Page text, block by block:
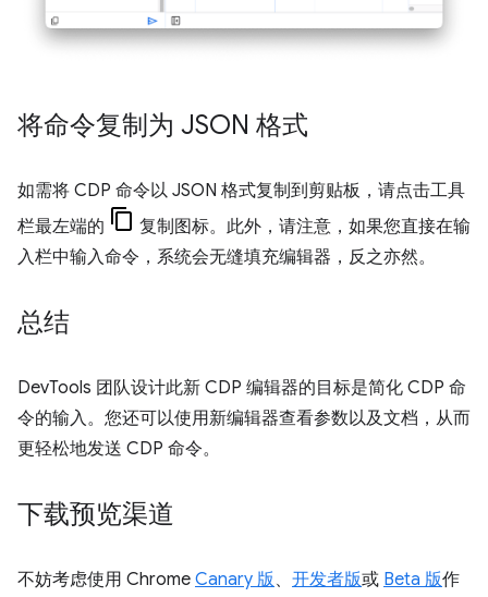
将命令复制为 JSON 格式
如需将 CDP 命令以 JSON 格式复制到剪贴板，请点击工具
栏最左端的
复制图标。此外，请注意，如果您直接在输
入栏中输入命令，系统会无缝填充编辑器，反之亦然。
总结
DevTools 团队设计此新 CDP 编辑器的目标是简化 CDP 命
令的输入。您还可以使用新编辑器查看参数以及文档，从而
更轻松地发送 CDP 命令。
下载预览渠道
不妨考虑使用 Chrome Canary 版 、 开发者版或 Beta 版作